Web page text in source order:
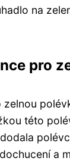
na
pro
této
a